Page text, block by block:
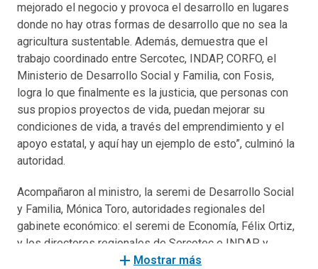
mejorado el negocio y provoca el desarrollo en lugares
donde no hay otras formas de desarrollo que no sea la
agricultura sustentable. Además, demuestra que el
trabajo coordinado entre Sercotec, INDAP, CORFO, el
Ministerio de Desarrollo Social y Familia, con Fosis,
logra lo que finalmente es la justicia, que personas con
sus propios proyectos de vida, puedan mejorar su
condiciones de vida, a través del emprendimiento y el
apoyo estatal, y aquí hay un ejemplo de esto”, culminó la
autoridad.
Acompañaron al ministro, la seremi de Desarrollo Social
y Familia, Mónica Toro, autoridades regionales del
gabinete económico: el seremi de Economía, Félix Ortiz,
y los directores regionales de Sercotec e INDAP y
CORFO: Sebastián Osorio, Emiliano Orueta, y Juan Carol.
add Mostrar más